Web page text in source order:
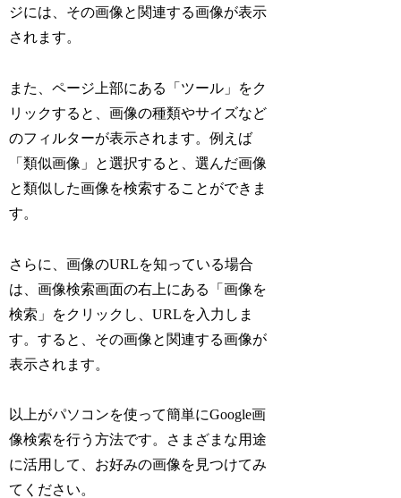
ジには、その画像と関連する画像が表示
されます。
また、ページ上部にある「ツール」をク
リックすると、画像の種類やサイズなど
のフィルターが表示されます。例えば
「類似画像」と選択すると、選んだ画像
と類似した画像を検索することができま
す。
さらに、画像のURLを知っている場合
は、画像検索画面の右上にある「画像を
検索」をクリックし、URLを入力しま
す。すると、その画像と関連する画像が
表示されます。
以上がパソコンを使って簡単にGoogle画
像検索を行う方法です。さまざまな用途
に活用して、お好みの画像を見つけてみ
てください。